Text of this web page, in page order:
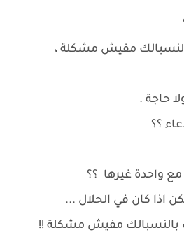
مفيش مشكلة ،
حاجة .
؟؟
واحدة غيرها ؟؟
اذا كان في الحلال ...
بالنسبالك مفيش مشكلة !!